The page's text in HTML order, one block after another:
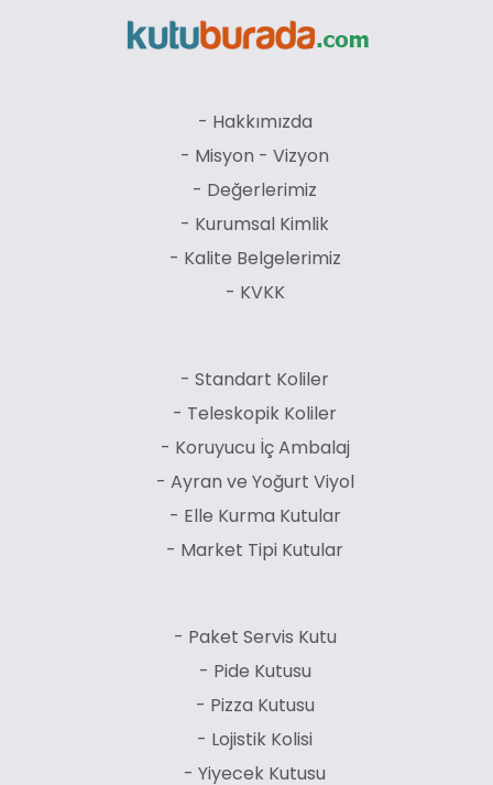
- Hakkımızda
- Misyon - Vizyon
- Değerlerimiz
- Kurumsal Kimlik
- Kalite Belgelerimiz
- KVKK
- Standart Koliler
- Teleskopik Koliler
- Koruyucu İç Ambalaj
- Ayran ve Yoğurt Viyol
- Elle Kurma Kutular
- Market Tipi Kutular
- Paket Servis Kutu
- Pide Kutusu
- Pizza Kutusu
- Lojistik Kolisi
- Yiyecek Kutusu